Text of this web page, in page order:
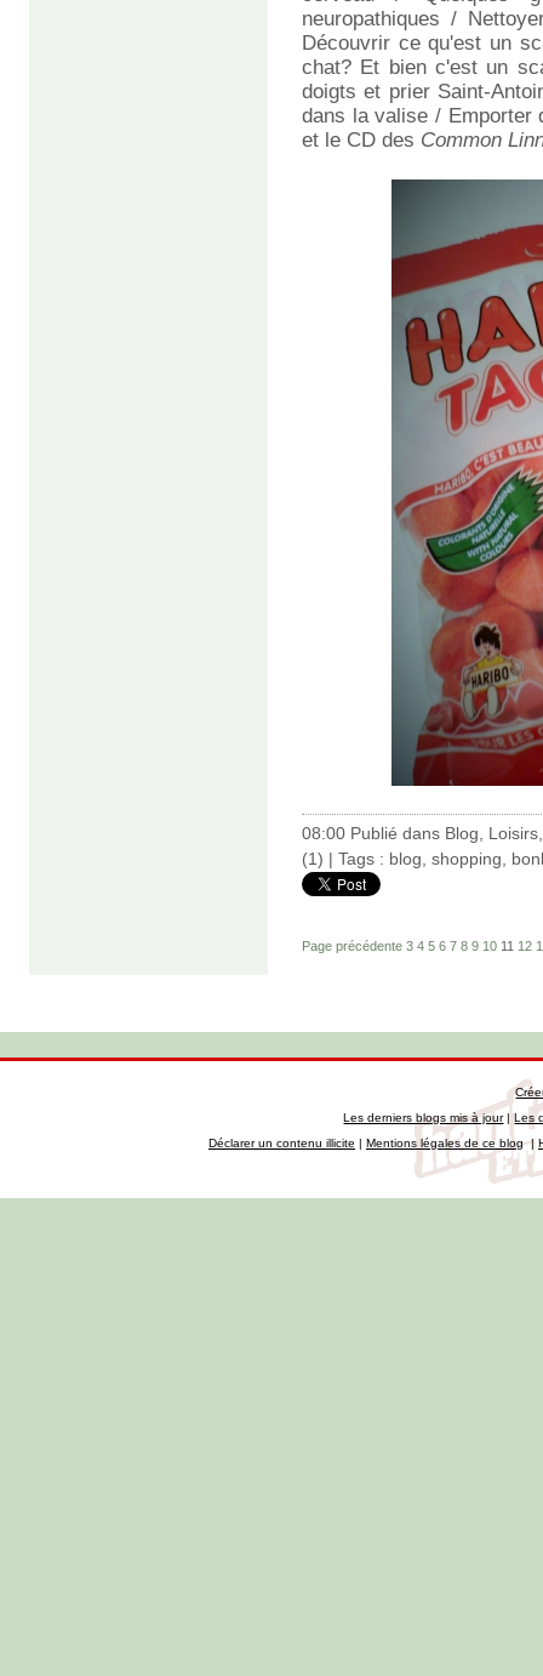
neuropathiques /
Découvrir ce qu'est un
chat? Et bien c'est un
doigts et prier Saint-
dans la valise / Emporter
et le CD des Common
08:00 Publié dans Blog, Loisirs
(1) | Tags : blog, shopping,
Page précédente 3 4 5 6 7 8 9 10 11 12
Les derniers blogs mis à jour|Les
Déclarer un contenu illicite | Mentions légales de ce blog|